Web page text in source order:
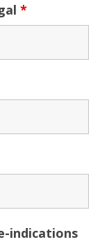
*
indications